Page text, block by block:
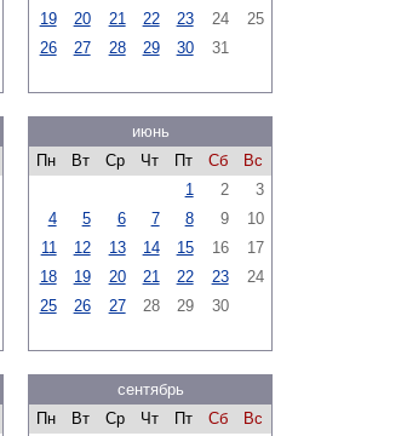
19
20 21 22 23 24
25
26
27 28 29 30 31
июнь
Пн
Вт Ср Чт Пт Сб
Вс
1
2
3
4
5 6 7 8 9
10
11
12 13 14 15 16
17
18
19 20 21 22 23
24
25
26 27 28 29 30
сентябрь
Пн
Вт Ср Чт Пт Сб
Вс